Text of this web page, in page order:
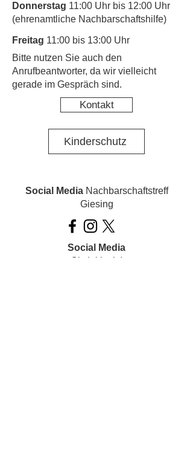
Donnerstag 11:00 Uhr bis 12:00 Uhr
(ehrenamtliche Nachbarschaftshilfe)
Freitag 11:00 bis 13:00 Uhr
​Bitte nutzen Sie auch den
Anrufbeantworter, da wir vielleicht
gerade im Gespräch sind.
Kontakt
Kinderschutz
Social MediaNachbarschaftstreff
Giesing
Social Media
Ois inklusiv!